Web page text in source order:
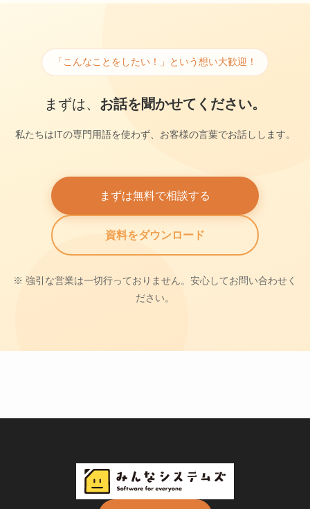
「こんなことをしたい！」という想い大歓迎！
まずは、 お話を聞かせてください。
私たちはITの専門用語を使わず、お客様の言葉でお話しします。
まずは無料で相談する
資料をダウンロード
※ 強引な営業は一切行っておりません。安心してお問い合わせく
ださい。